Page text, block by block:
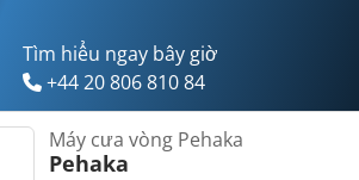
Tìm hiểu ngay bây giờ
+44 20 806 810 84
Máy cưa vòng Pehaka
Pehaka